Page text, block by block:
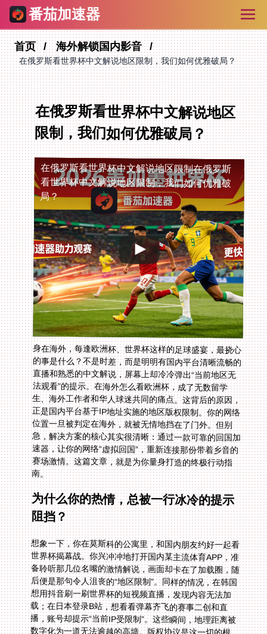
番茄加速器
首页 海外解锁国内影音
在俄罗斯看世界杯中文解说地区限制，我们如何优雅破局？
在俄罗斯看世界杯中文解说地区
限制，我们如何优雅破局？
在俄罗斯看世界杯中文解说地区限制在俄罗斯
看世界杯中文解说地区限制，我们如何优雅破
局？
身在海外，每逢欧洲杯、世界杯这样的足球盛宴，最挠心
的事是什么？不是时差，而是明明有国内平台清晰流畅的
直播和熟悉的中文解说，屏幕上却冷冷弹出“当前地区无
法观看”的提示。在海外怎么看欧洲杯，成了无数留学
生、海外工作者和华人球迷共同的痛点。这背后的原因，
正是国内平台基于IP地址实施的地区版权限制。你的网络
位置一旦被判定在海外，就被无情地挡在了门外。但别
急，解决方案的核心其实很清晰：通过一款可靠的回国加
速器，让你的网络“虚拟回国”，重新连接那份带着乡音的
赛场激情。这篇文章，就是为你量身打造的终极行动指
南。
为什么你的热情，总被一行冰冷的提示
阻挡？
想象一下，你在莫斯科的公寓里，和国内朋友约好一起看
世界杯揭幕战。你兴冲冲地打开国内某主流体育APP，准
备聆听那几位名嘴的激情解说，画面却卡在了加载圈，随
后便是那句令人沮丧的“地区限制”。同样的情况，在韩国
想用抖音刷一刷世界杯的短视频直播，发现内容无法加
载；在日本登录B站，想看看弹幕齐飞的赛事二创和直
播，账号却提示“当前IP受限制”。这些瞬间，地理距离被
数字化为一道无法逾越的高墙。版权协议是这一切的根
源，平台必须遵守。但对你而言，你只是想获得和国内亲
友同步的观赛体验，这份需求简单而纯粹。破解限制，关
键在于改变你的网络出口IP，让它看起来像是从国内发出